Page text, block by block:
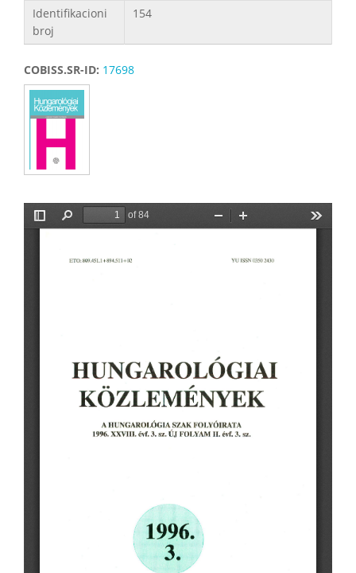
Identifikacioni
broj
154
COBISS.SR-ID: 17698